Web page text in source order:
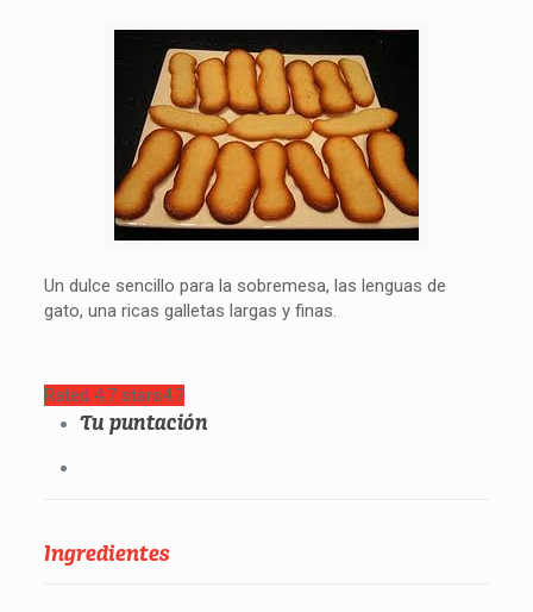
Un dulce sencillo para la sobremesa, las lenguas de
gato, una ricas galletas largas y finas.
Rated 4.7 stars4.7
Tu puntación
Ingredientes